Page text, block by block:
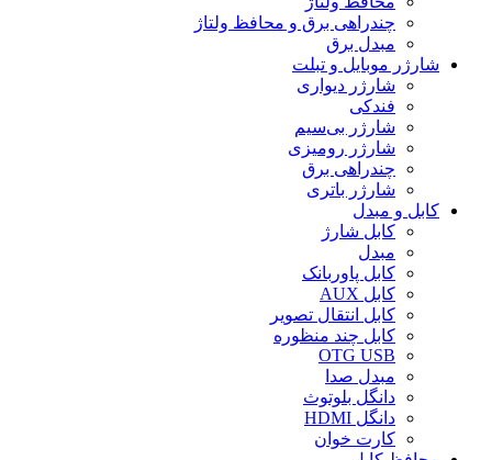
چندراهی برق و محافظ ولتاژ
مبدل برق
شارژر موبایل و تبلت
شارژر دیواری
فندکی
شارژر بی‌سیم
شارژر رومیزی
چندراهی برق
شارژر باتری
کابل و مبدل
کابل شارژ
مبدل
کابل پاوربانک
کابل AUX
کابل انتقال تصویر
کابل چند منظوره
OTG USB
مبدل صدا
دانگل بلوتوث
دانگل HDMI
کارت خوان